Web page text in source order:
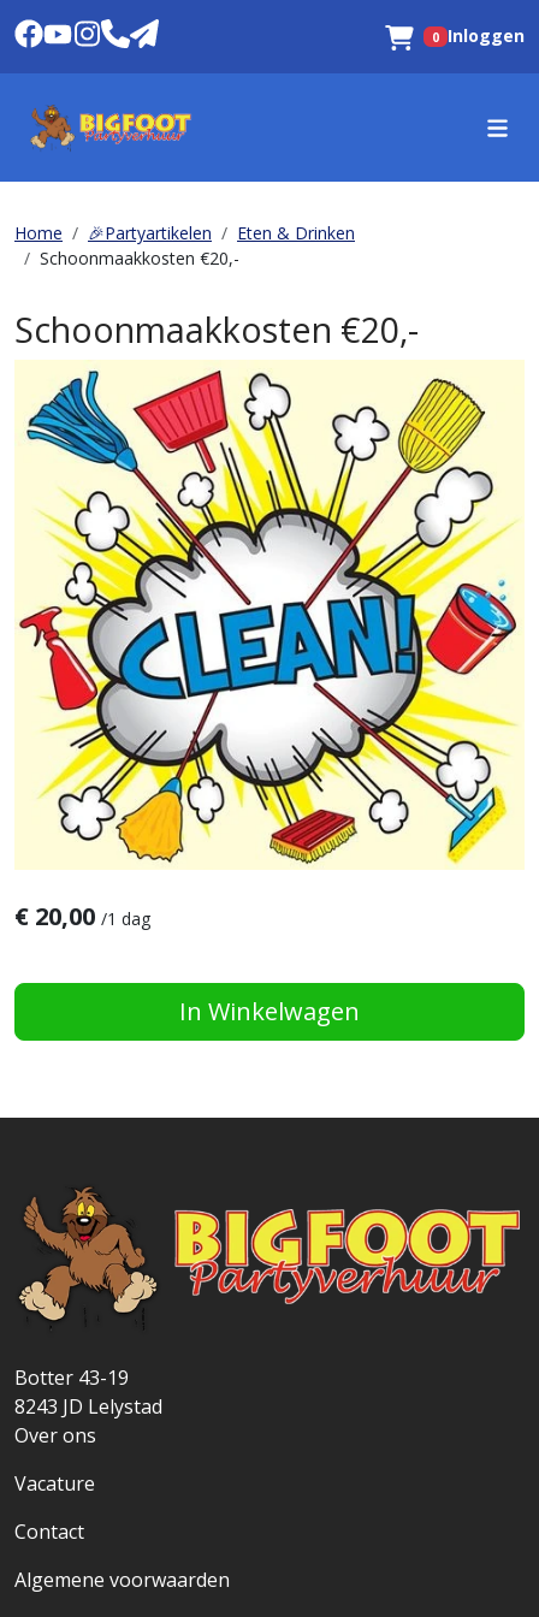
Winkelwagen
0 Inloggen
Home 🎉Partyartikelen
Eten & Drinken
Schoonmaakkosten €20,-
Schoonmaakkosten €20,-
€ 20,00 /1 dag
In Winkelwagen
Botter 43-19
8243 JD Lelystad
Over ons
Vacature
Contact
Algemene voorwaarden